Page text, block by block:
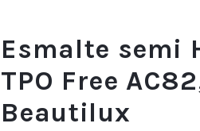
Esmalte semi
TPO Free
Beautilux